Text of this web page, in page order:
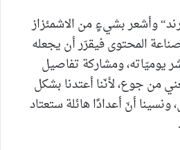
وأشعر بشيءٍ من الاشمئزاز
المحتوى فيقرّر أن يجعله
يوميّاته، ومشاركة تفاصيل
من جوع، لأنّنا أعتدنا بشكل
أنّ أعدادًا هائلة ستعتاد